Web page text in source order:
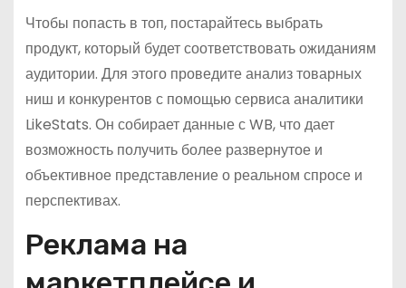
Чтобы попасть в топ, постарайтесь выбрать
продукт, который будет соответствовать ожиданиям
аудитории. Для этого проведите анализ товарных
ниш и конкурентов с помощью сервиса аналитики
LikeStats. Он собирает данные с WB, что дает
возможность получить более развернутое и
объективное представление о реальном спросе и
перспективах.
Реклама на